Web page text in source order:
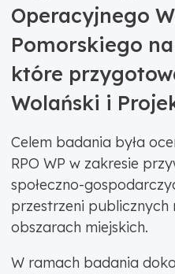
Operacyjnego
Pomorskiego
które
Wolański i
Celem badania była
RPO WP w zakresie
społeczno-
przestrzeni publicznych
obszarach miejskich.
W ramach badania